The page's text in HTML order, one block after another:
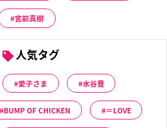
宮前真樹
人気タグ
愛子さま 水谷豊
BUMP OF CHICKEN ＝LOVE